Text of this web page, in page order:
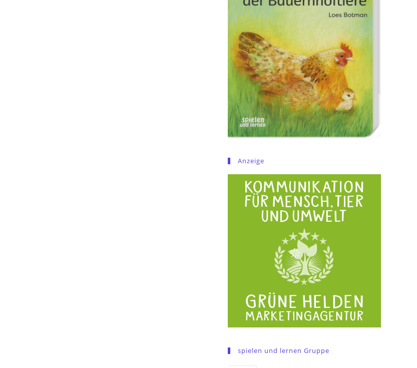
Anzeige
spielen und lernen Gruppe